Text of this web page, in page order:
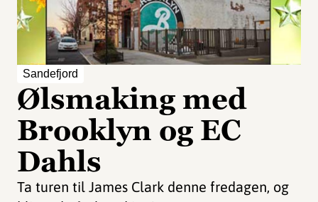
Sandefjord
Ølsmaking med
Brooklyn og EC
Dahls
Ta turen til James Clark denne fredagen, og